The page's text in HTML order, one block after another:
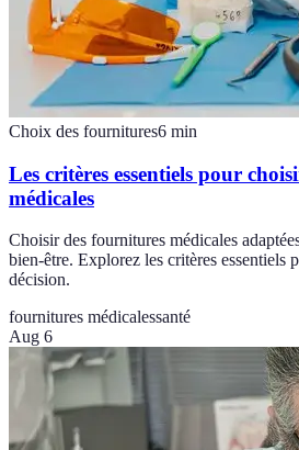
Choix des fournitures6 min
Les critères essentiels pour
médicales
Choisir des fournitures médicales
bien-être. Explorez les critères essentiels
décision.
fournitures médicalessanté
Aug 6